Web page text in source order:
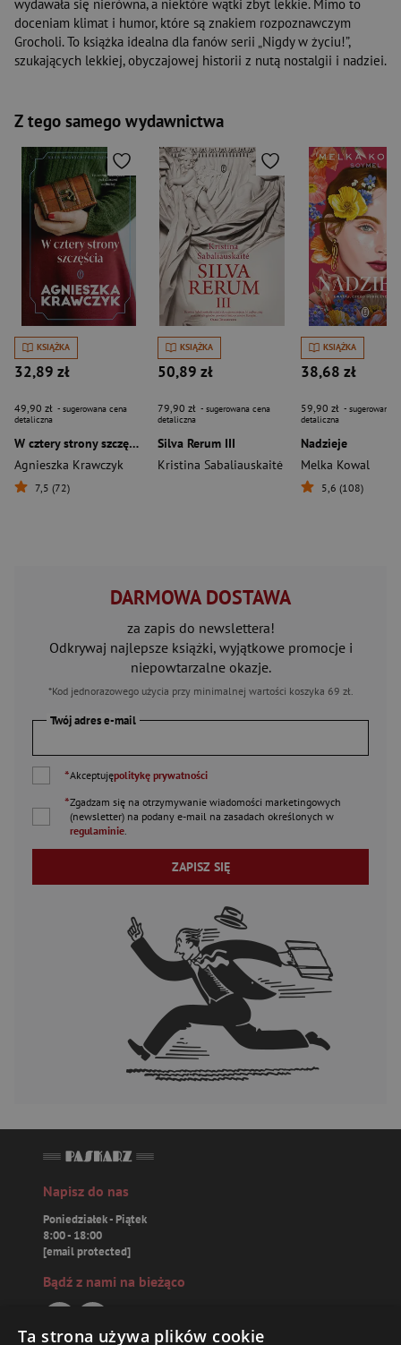
wydawała się nierówna, a niektóre wątki zbyt lekkie. Mimo to
doceniam klimat i humor, które są znakiem rozpoznawczym
Grocholi. To książka idealna dla fanów serii „Nigdy w życiu!”,
szukających lekkiej, obyczajowej historii z nutą nostalgii i nadziei.
Z tego samego wydawnictwa
KSIĄŻKA
32,89 zł
49,90 zł - sugerowana cena
detaliczna
W cztery strony szczęścia
Agnieszka Krawczyk
7,5 (72)
KSIĄŻKA
50,89 zł
79,90 zł - sugerowana cena
detaliczna
Silva Rerum III
Kristina Sabaliauskaitė
KSIĄŻKA
38,68 zł
59,90 zł - sugerowana
detaliczna
Nadzieje
Melka Kowal
5,6 (108)
DARMOWA DOSTAWA
za zapis do newslettera!
Odkrywaj najlepsze książki, wyjątkowe promocje i
niepowtarzalne okazje.
*Kod jednorazowego użycia przy minimalnej wartości koszyka 69 zł.
Twój adres e-mail
*Akceptujępolitykę prywatności
*Zgadzam się na otrzymywanie wiadomości marketingowych
(newsletter) na podany e-mail na zasadach określonych w
regulaminie
ZAPISZ SIĘ
Napisz do nas
Poniedziałek - Piątek
8:00 - 18:00
[email protected]
Bądź z nami na bieżąco
Ta strona używa plików cookie